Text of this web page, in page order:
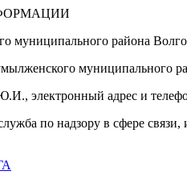
муниципального района
муниципального
электронный адрес и
по надзору в сфере